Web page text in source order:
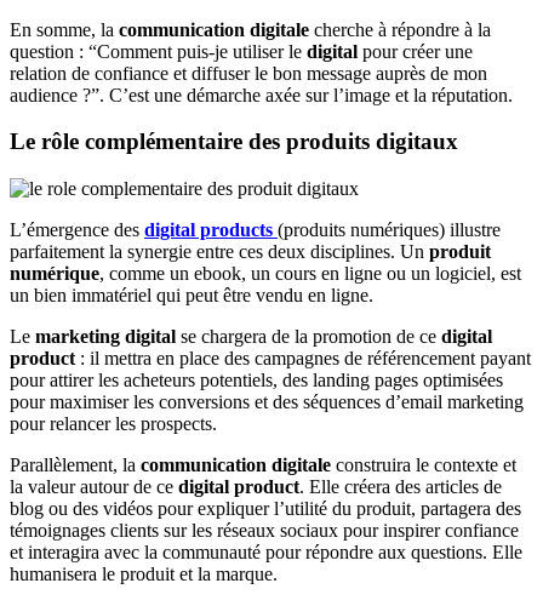
En somme, la communication digitale cherche à répondre à la
question : “Comment puis-je utiliser le digital pour créer une
relation de confiance et diffuser le bon message auprès de mon
audience ?”. C’est une démarche axée sur l’image et la réputation.
Le rôle complémentaire des produits digitaux
L’émergence des digital products (produits numériques) illustre
parfaitement la synergie entre ces deux disciplines. Un produit
numérique, comme un ebook, un cours en ligne ou un logiciel, est
un bien immatériel qui peut être vendu en ligne.
Le marketing digital se chargera de la promotion de ce digital
product : il mettra en place des campagnes de référencement payant
pour attirer les acheteurs potentiels, des landing pages optimisées
pour maximiser les conversions et des séquences d’email marketing
pour relancer les prospects.
Parallèlement, la communication digitale construira le contexte et
la valeur autour de ce digital product. Elle créera des articles de
blog ou des vidéos pour expliquer l’utilité du produit, partagera des
témoignages clients sur les réseaux sociaux pour inspirer confiance
et interagira avec la communauté pour répondre aux questions. Elle
humanisera le produit et la marque.